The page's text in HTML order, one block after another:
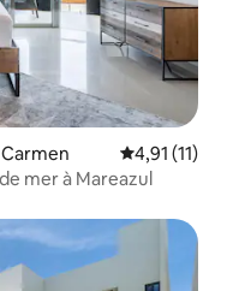
Évaluation
4,91 (11)
mer à Mareazul